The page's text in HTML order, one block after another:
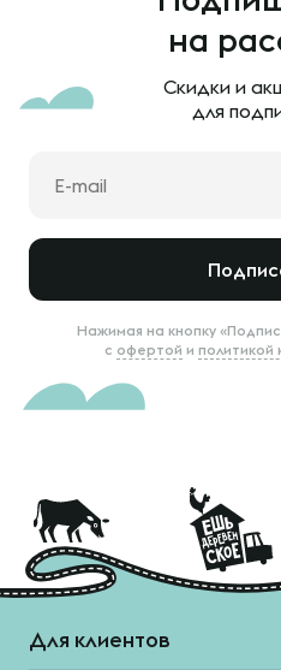
на
Скидки и
для
Нажимая на кнопку
с офертой и политикой
Для клиентов